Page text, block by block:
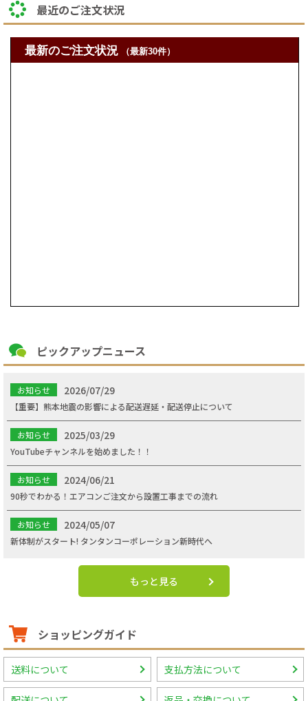
最近のご注文状況
ピックアップニュース
お知らせ 2026/07/29
【重要】熊本地震の影響による配送遅延・配送停止について
お知らせ 2025/03/29
YouTubeチャンネルを始めました！！
お知らせ 2024/06/21
90秒でわかる！エアコンご注文から設置工事までの流れ
お知らせ 2024/05/07
新体制がスタート! タンタンコーポレーション新時代へ
もっと見る
ショッピングガイド
送料について 支払方法について